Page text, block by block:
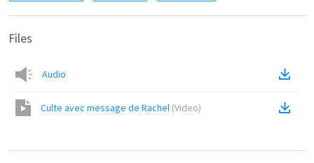
Files
Audio
Culte avec message de Rachel (Video)